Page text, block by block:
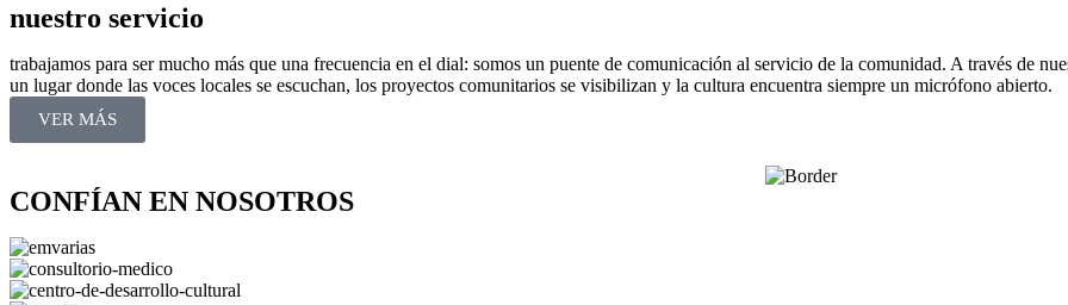
nuestro servicio
trabajamos para ser mucho más que una frecuencia en el dial: somos un puente de comunicación al servicio de la comunidad. A través de
un lugar donde las voces locales se escuchan, los proyectos comunitarios se visibilizan y la cultura encuentra siempre un micrófono abierto.
VER MÁS
CONFÍAN EN NOSOTROS